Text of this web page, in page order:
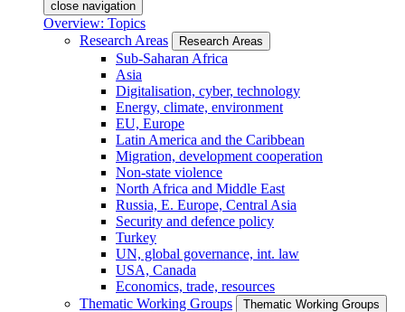
close navigation
Overview: Topics
Research Areas
Research Areas
Sub-Saharan Africa
Asia
Digitalisation, cyber, technology
Energy, climate, environment
EU, Europe
Latin America and the Caribbean
Migration, development cooperation
Non-state violence
North Africa and Middle East
Russia, E. Europe, Central Asia
Security and defence policy
Turkey
UN, global governance, int. law
USA, Canada
Economics, trade, resources
Thematic Working Groups
Thematic Working Groups